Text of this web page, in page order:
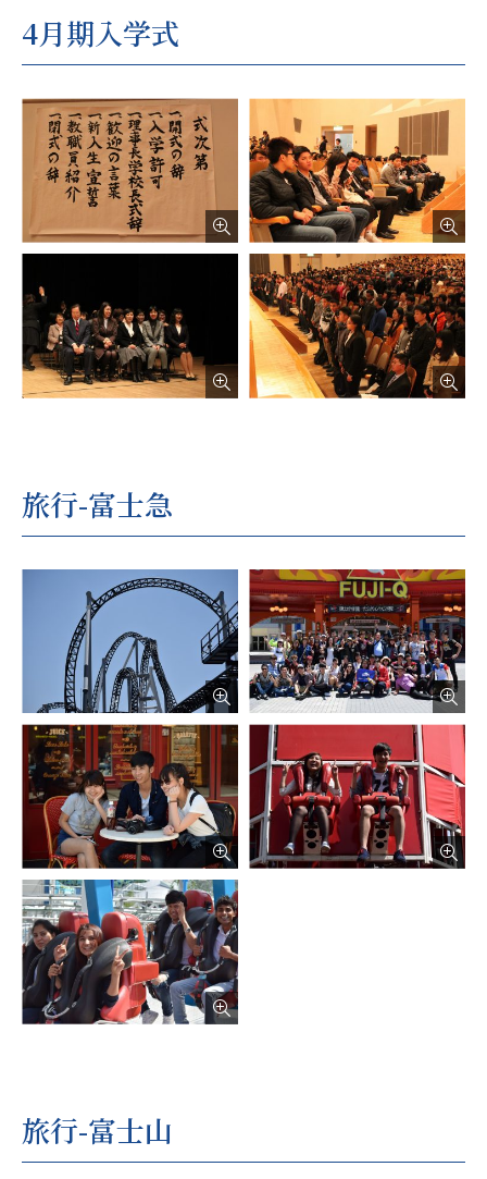
4月期入学式
旅行-富士急
旅行-富士山